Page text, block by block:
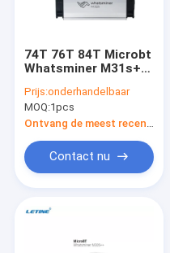
74T 76T 84T Microbt
Whatsminer M31s+
whatsminer m31s
tachtigste
Prijs:onderhandelbaar
MOQ:1pcs
Contact nu